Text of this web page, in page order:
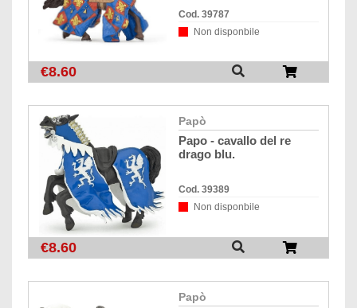
Cod. 39787
Non disponbile
€8.60
papò
papo - cavallo del re
drago blu.
Cod. 39389
Non disponbile
€8.60
papò